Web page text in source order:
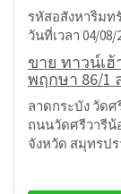
รหัสอสังหาริมท
วันที่เวลา 04/08/
ขาย ทาวน์เ
พฤกษา 86/1
ลาดกระบัง วัดศ
ถนนวัดศรีวารีน้
จังหวัด สมุทรปร